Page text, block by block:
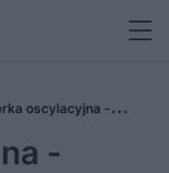
oscylacyjna -
-